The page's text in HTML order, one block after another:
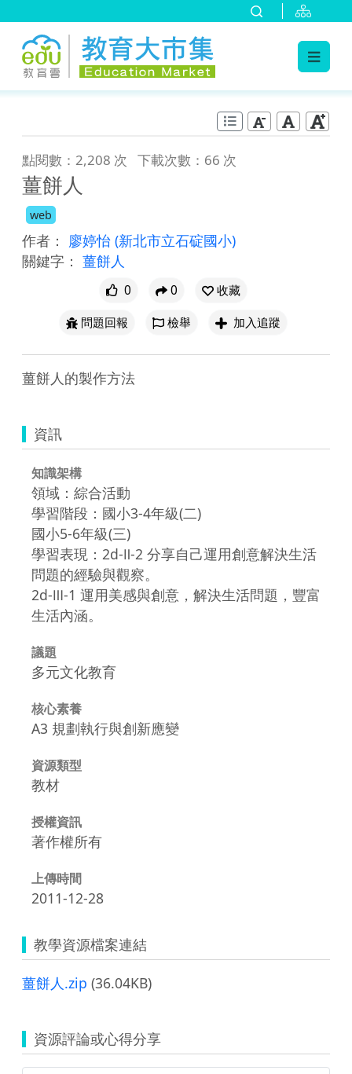
點閱數：2,208 次 下載次數：66 次
薑餅人
web
作者： 廖婷怡 (新北市立石碇國小)
關鍵字： 薑餅人
0 0
收藏
問題回報
檢舉 加入追蹤
薑餅人的製作方法
資訊
知識架構
領域：綜合活動
學習階段：國小3-4年級(二)
國小5-6年級(三)
學習表現：2d-Ⅱ-2 分享自己運用創意解決生活
問題的經驗與觀察。
2d-Ⅲ-1 運用美感與創意，解決生活問題，豐富
生活內涵。
議題
多元文化教育
核心素養
A3 規劃執行與創新應變
資源類型
教材
授權資訊
著作權所有
上傳時間
2011-12-28
教學資源檔案連結
薑餅人.zip (36.04KB)
資源評論或心得分享